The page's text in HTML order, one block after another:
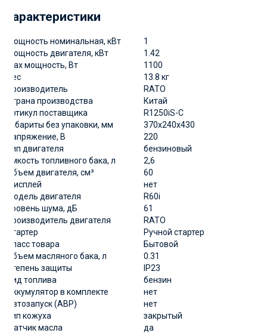
Характеристики
Мощность номинальная, кВт
1
Мощность двигателя, кВт
1.42
Max мощность, Вт
1100
Вес
13.8 кг
Производитель
RATO
Страна производства
Китай
артикул поставщика
R1250iS-C
Габариты без упаковки, мм
370х240х430
Напряжение, В
220
Тип двигателя
бензиновый
Емкость топливного бака, л
2,6
Объем двигателя, см³
60
Дисплей
нет
Модель двигателя
R60i
Уровень шума, дБ
61
Производитель двигателя
RATO
Стартер
Ручной стартер
Класс товара
Бытовой
Объем масляного бака, л
0.31
Степень защиты
IP23
Вид топлива
бензин
Аккумулятор в комплекте
нет
Автозапуск (АВР)
нет
Тип кожуха
закрытый
Датчик масла
да